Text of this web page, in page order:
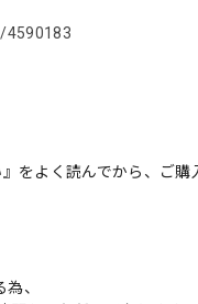
4590183
をよく読んでから、ご購
、